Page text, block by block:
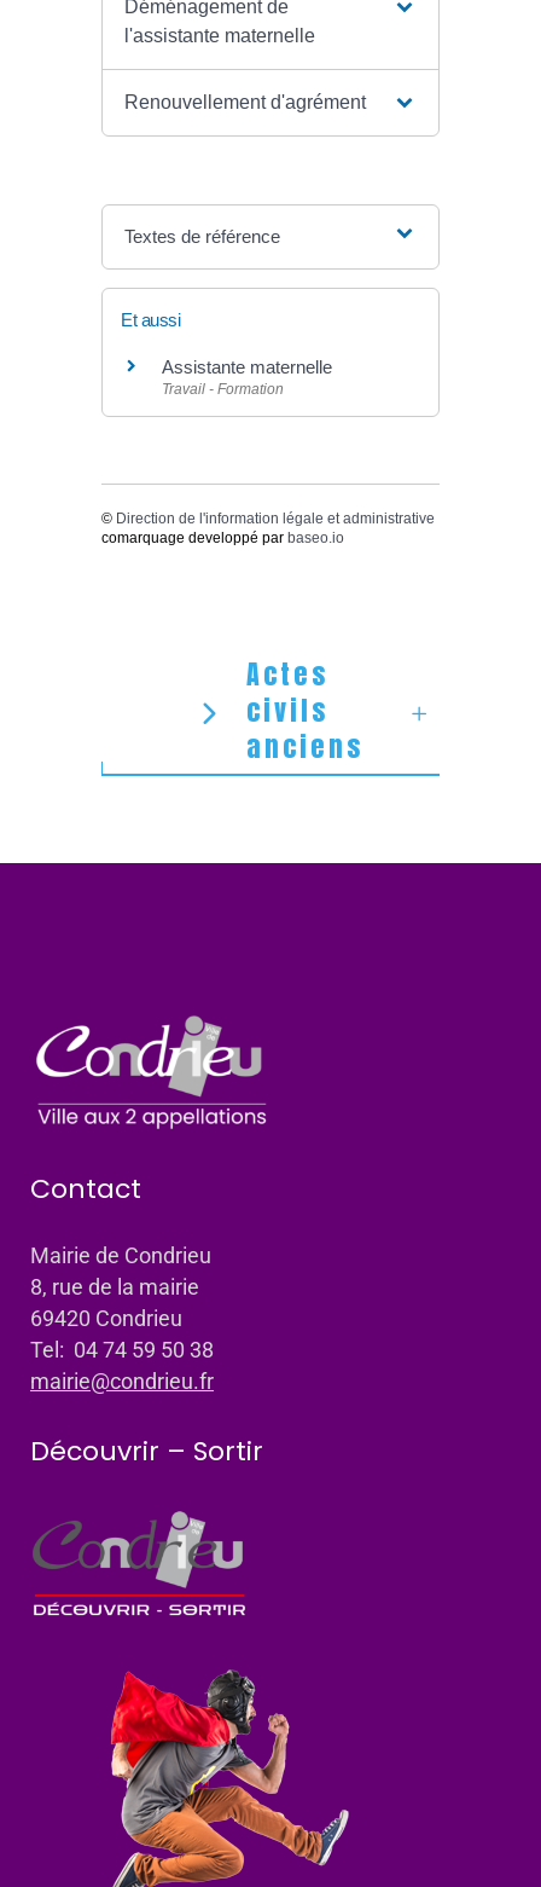
Déménagement de
l'assistante maternelle
Renouvellement d'agrément
Textes de référence
Et aussi
Assistante maternelle
Travail - Formation
© Direction de l'information légale et administrative
comarquage developpé par baseo.io
Actes
civils
anciens
Contact
Mairie de Condrieu
8, rue de la mairie
69420 Condrieu
Tel: 04 74 59 50 38
mairie@condrieu.fr
Découvrir – Sortir